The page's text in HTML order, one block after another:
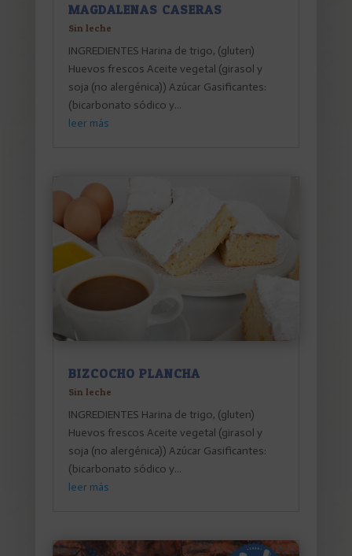
MAGDALENAS CASERAS
Sin leche
INGREDIENTES Harina de trigo, (gluten)
Huevos frescos Aceite vegetal (girasol y
soja (no alergénica)) Azúcar Gasificantes:
(bicarbonato sódico y...
leer más
BIZCOCHO PLANCHA
Sin leche
INGREDIENTES Harina de trigo, (gluten)
Huevos frescos Aceite vegetal (girasol y
soja (no alergénica)) Azúcar Gasificantes:
(bicarbonato sódico y...
leer más